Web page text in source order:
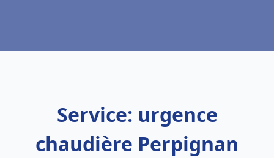
Service: urgence
chaudière Perpignan